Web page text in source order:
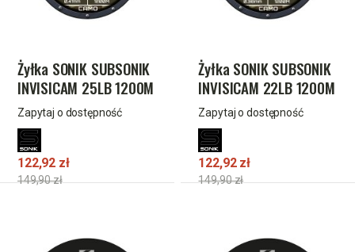
Żyłka SONIK SUBSONIK
INVISICAM 25LB 1200M
(0.41mm)
Zapytaj o dostępność
122,92 zł
149,90 zł
Żyłka SONIK SUBSONIK
INVISICAM 22LB 1200M
(0.38mm)
Zapytaj o dostępność
122,92 zł
149,90 zł